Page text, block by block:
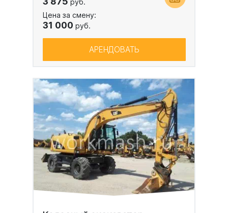
Цена за смену:
31 000 руб.
АРЕНДОВАТЬ